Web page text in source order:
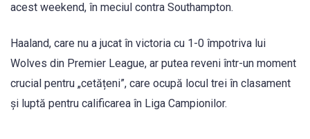
acest weekend, în meciul contra Southampton.
Haaland, care nu a jucat în victoria cu 1-0 împotriva lui
Wolves din Premier League, ar putea reveni într-un moment
crucial pentru „cetățeni”, care ocupă locul trei în clasament
și luptă pentru calificarea în Liga Campionilor.